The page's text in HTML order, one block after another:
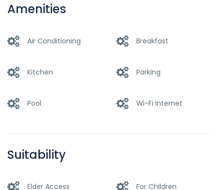
Amenities
Air Conditioning Breakfast
Kitchen Parking
Pool Wi-Fi Internet
Suitability
Elder Access For Children